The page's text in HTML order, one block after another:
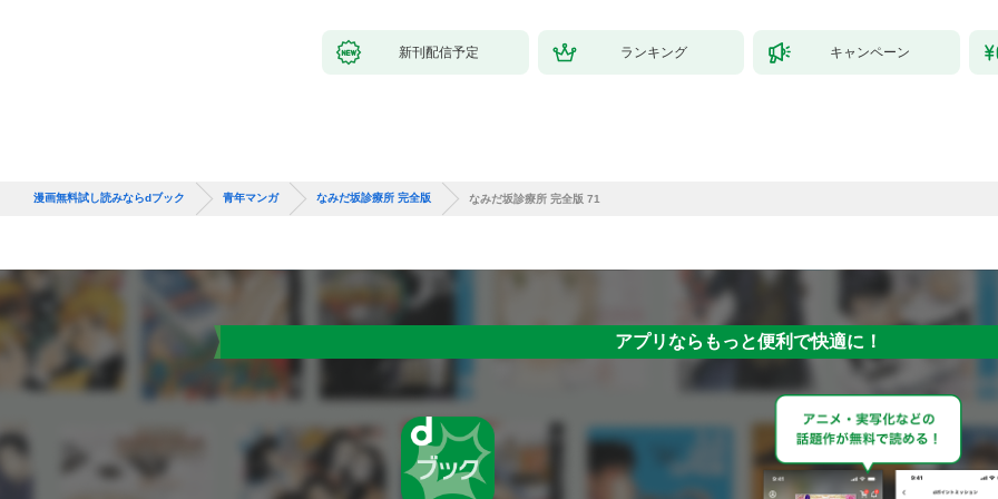
新刊配信予定 ランキング キャンペーン
漫画無料試し読みならdブック 青年マンガ なみだ坂診療所 完全版 なみだ坂診療所 完全版 71
アプリならもっと便利で快適に！